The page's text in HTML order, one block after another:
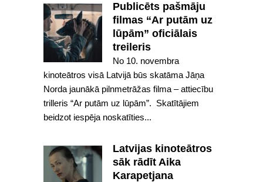
Publicēts pašmāju
filmas “Ar putām uz
lūpām” oficiālais
treileris
No 10. novembra
kinoteātros visā Latvijā būs skatāma Jāņa
Norda jaunākā pilnmetrāžas filma – attiecību
trilleris “Ar putām uz lūpām”. Skatītājiem
beidzot iespēja noskatīties...
Latvijas kinoteātros
sāk rādīt Aika
Karapetjana